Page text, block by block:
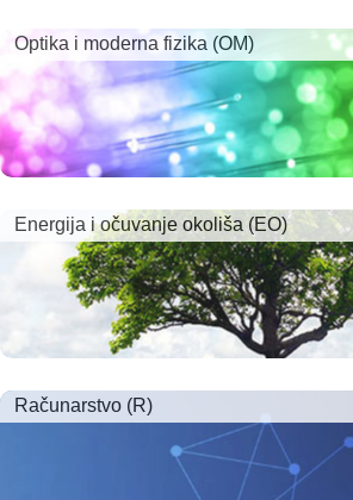
Optika i moderna fizika (OM)
Energija i očuvanje okoliša (EO)
Računarstvo (R)